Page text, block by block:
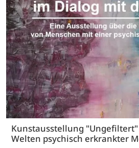
Kunstausstellung
Welten psychisch erkrankter